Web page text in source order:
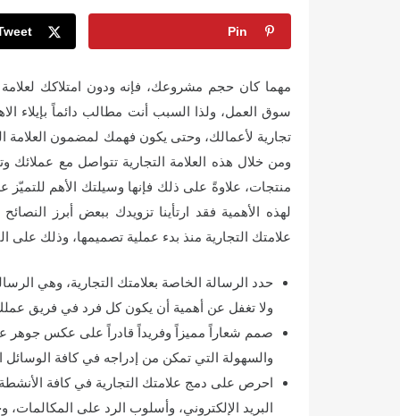
Pin
مهما كان حجم مشروعك، فإنه ودون امتلاكك لعلامة
سوق العمل، ولذا السبب أنت مطالب دائماً بإيلاء
تجارية لأعمالك، وحتى يكون فهمك لمضمون العلامة
ومن خلال هذه العلامة التجارية تتواصل مع
منتجات، علاوةً على ذلك فإنها وسيلتك الأهم
لهذه الأهمية فقد ارتأينا تزويدك ببعض أبرز
علامتك التجارية منذ بدء عملية تصميمها، وذلك على
حدد الرسالة الخاصة بعلامتك التجارية، وهي
ولا تغفل عن أهمية أن يكون كل فرد في فريق
صمم شعاراً مميزاً وفريداً قادراً على عكس جوهر
والسهولة التي تمكن من إدراجه في كافة الوسائل
احرص على دمج علامتك التجارية في كافة
البريد الإلكتروني، وأسلوب الرد على